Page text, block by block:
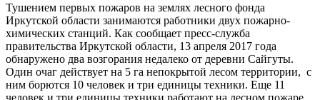
Тушением первых пожаров на землях лесного фонда
Иркутской области занимаются работники двух пожарно-
химических станций. Как сообщает пресс-служба
правительства Иркутской области, 13 апреля 2017 года
обнаружено два возгорания недалеко от деревни Сайгуты.
Один очаг действует на 5 га непокрытой лесом территории, с
ним борются 10 человек и три единицы техники. Еще 11
человек и три единицы техники работают на лесном пожаре